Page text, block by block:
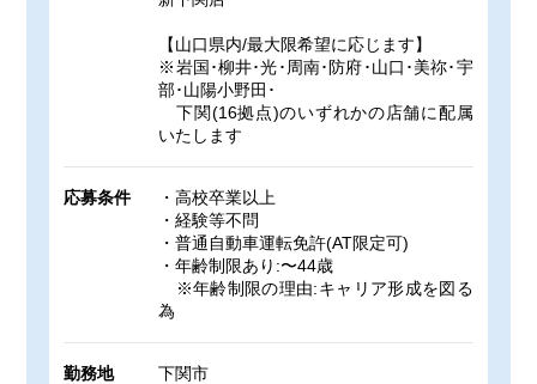
【山口県内/最大限希望に応じます】
※岩国･柳井･光･周南･防府･山口･美祢･宇
部･山陽小野田･
下関(16拠点)のいずれかの店舗に配属
いたします
応募条件
・高校卒業以上
・経験等不問
・普通自動車運転免許(AT限定可)
・年齢制限あり:〜44歳
※年齢制限の理由:キャリア形成を図る
為
勤務地 下関市